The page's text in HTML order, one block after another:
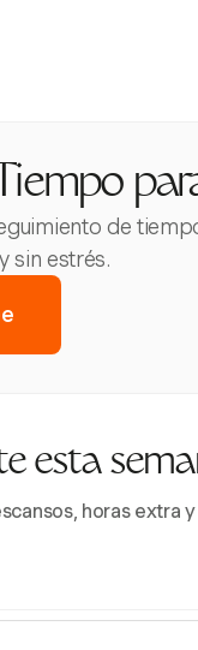
de
sin estrés.
esta
horas extra